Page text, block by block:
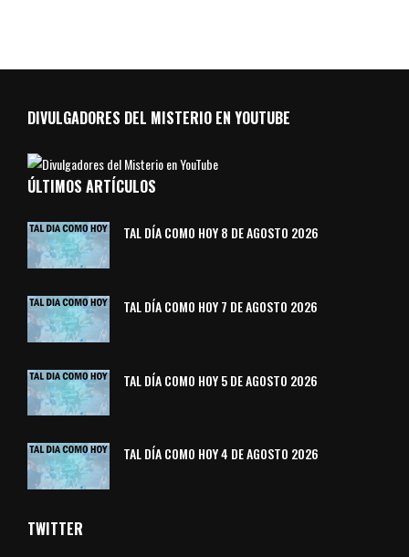
DIVULGADORES DEL MISTERIO EN YOUTUBE
ÚLTIMOS ARTÍCULOS
TAL DÍA COMO HOY 8 DE AGOSTO 2026
TAL DÍA COMO HOY 7 DE AGOSTO 2026
TAL DÍA COMO HOY 5 DE AGOSTO 2026
TAL DÍA COMO HOY 4 DE AGOSTO 2026
TWITTER